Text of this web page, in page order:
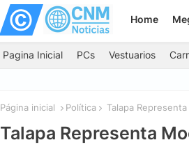
Home
Pagina Inicial PCs Vestuarios
Página inicial Política Talapa
Talapa Representa